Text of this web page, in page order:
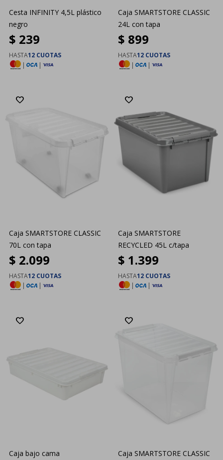
Cesta INFINITY 4,5L plástico
negro
$ 239
HASTA12 CUOTAS
|
|
Caja SMARTSTORE CLASSIC
24L con tapa
$ 899
HASTA12 CUOTAS
|
|
Caja SMARTSTORE CLASSIC
70L con tapa
$ 2.099
HASTA12 CUOTAS
|
|
Caja SMARTSTORE
RECYCLED 45L c/tapa
$ 1.399
HASTA12 CUOTAS
|
|
Caja bajo cama
Caja SMARTSTORE CLASSIC